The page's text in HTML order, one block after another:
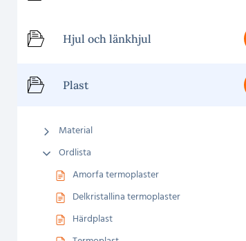
Hjul och länkhjul
Plast
Material
Ordlista
Amorfa termoplaster
Delkristallina termoplaster
Härdplast